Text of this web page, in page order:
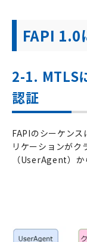
FAPI 1.0
2-1. MTLS
認証
FAPIのシーケンス
リケーションがク
（UserAgent）か